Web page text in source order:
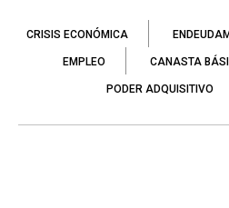
CRISIS ECONÓMICA
EMPLEO CANASTA
PODER ADQUISITIVO